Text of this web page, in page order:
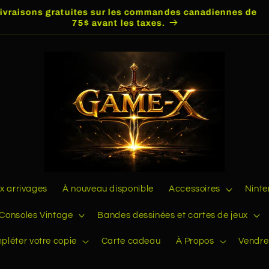
gratuites sur les commandes canadiennes de
75$ avant les taxes.
arrivages À nouveau disponible Accessoires
Vintage Bandes dessinées et cartes de jeux
votre copie Carte cadeau À Propos